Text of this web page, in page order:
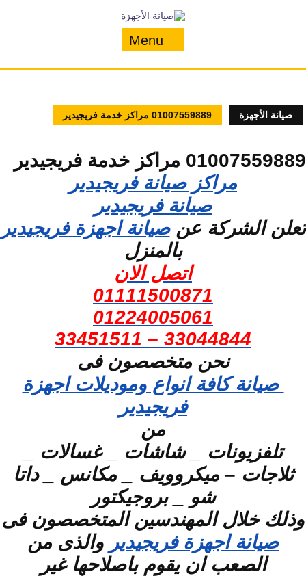
Menu
صيانة الأجهزة 01007559889 مراكز خدمة فريجيدير
01007559889 مراكز خدمة فريجيدير
مراكز صيانة فريجيدير
صيانة فريجيدير
تعلن الشركة عنصيانة اجهزة فريجيدير
بالمنزل
اتصل الان
01111500871
01224005061
33044844 – 33451511
نحن متخصصون فى
صيانة كافة انواع وموديلات اجهزة
فريجيدير
من
تلفزيونات _ شاشات _ غسالات _
ثلاجات – ميكروويف _ مكانس _ داتا
شو _ بروجيكتور
وذلك خلال المهندسين المتخصصون فى
صيانة اجهزة فريجيدير والذى من
الصعب ان يقوم باصلاحها غير